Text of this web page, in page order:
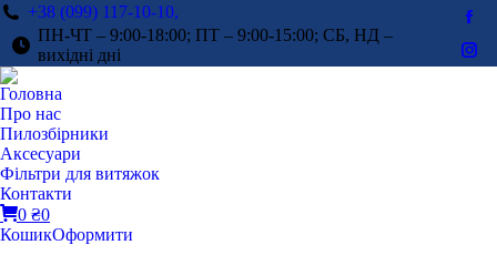
+38 (099) 117-10-10,
ПН-ЧТ – 9:00-18:00; ПТ – 9:00-15:00; СБ, НД –
вихідні дні
Головна
Про нас
Пилозбірники
Аксесуари
Фільтри для витяжок
Контакти
0 ₴0
КошикОформити